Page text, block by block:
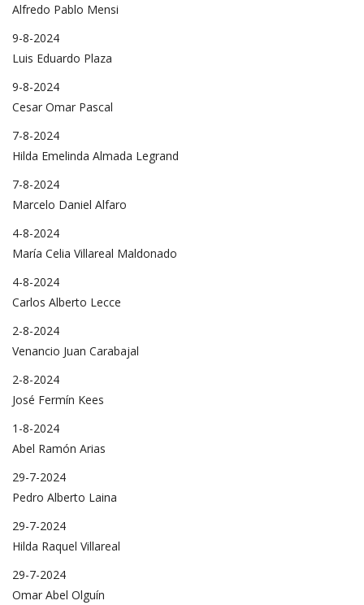
Alfredo Pablo Mensi
9-8-2024
Luis Eduardo Plaza
9-8-2024
Cesar Omar Pascal
7-8-2024
Hilda Emelinda Almada Legrand
7-8-2024
Marcelo Daniel Alfaro
4-8-2024
María Celia Villareal Maldonado
4-8-2024
Carlos Alberto Lecce
2-8-2024
Venancio Juan Carabajal
2-8-2024
José Fermín Kees
1-8-2024
Abel Ramón Arias
29-7-2024
Pedro Alberto Laina
29-7-2024
Hilda Raquel Villareal
29-7-2024
Omar Abel Olguín